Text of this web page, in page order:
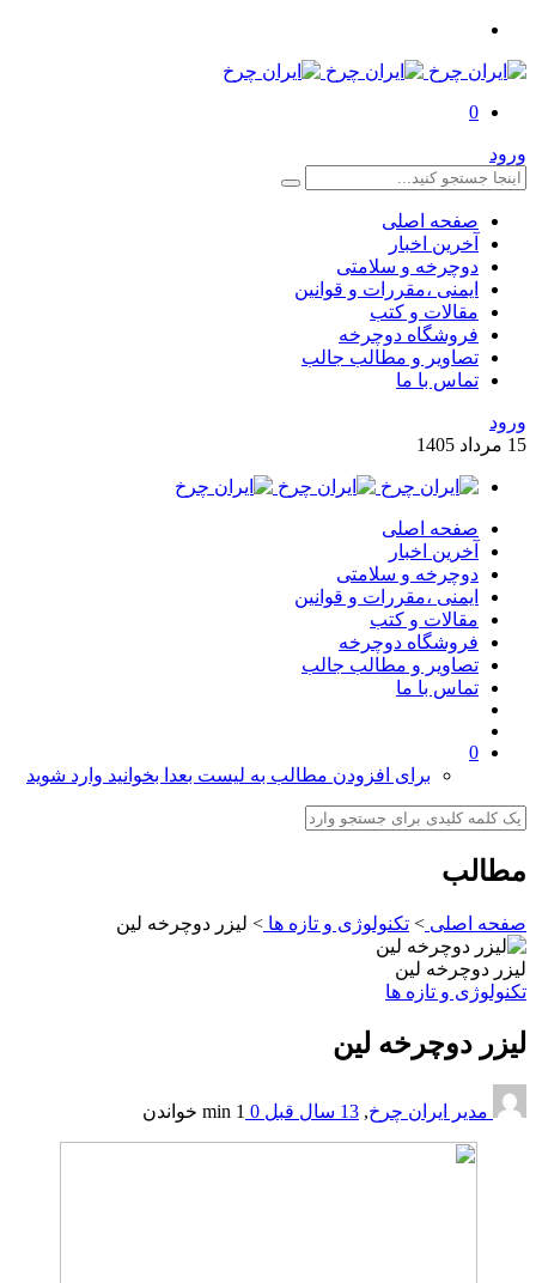
0
ورود
صفحه اصلی
آخرین اخبار
دوچرخه و سلامتی
ایمنی ،مقررات و قوانین
مقالات و کتب
فروشگاه دوچرخه
تصاویر و مطالب جالب
تماس با ما
ورود
15 مرداد 1405
صفحه اصلی
آخرین اخبار
دوچرخه و سلامتی
ایمنی ،مقررات و قوانین
مقالات و کتب
فروشگاه دوچرخه
تصاویر و مطالب جالب
تماس با ما
0
برای افزودن مطالب به لیست بعدا بخوانید وارد شوید
مطالب
صفحه اصلی > تکنولوژی و تازه ها > لیزر دوچرخه لین
لیزر دوچرخه لین
تکنولوژی و تازه ها
لیزر دوچرخه لین
مدیر ایران چرخ, 13 سال قبل 0
1 min خواندن